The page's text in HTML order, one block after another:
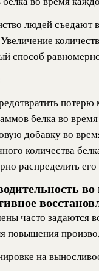
людей съедают
способ
белка во
добавку во
количества
распределить
часто задаются
повышения
на